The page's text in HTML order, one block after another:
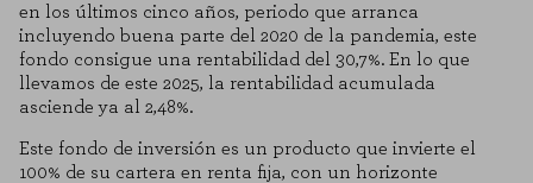
en los últimos cinco años, periodo que arranca
incluyendo buena parte del 2020 de la pandemia, este
fondo consigue una rentabilidad del 30,7%. En lo que
llevamos de este 2025, la rentabilidad acumulada
asciende ya al 2,48%.
Este fondo de inversión es un producto que invierte el
100% de su cartera en renta fija, con un horizonte